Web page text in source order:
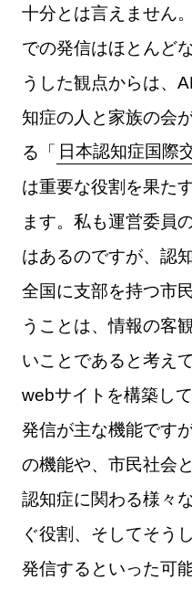
十分とは言えません
での発信はほとんど
うした観点からは、
知症の人と家族の会
る「 日本認知症国際
は重要な役割を果た
ます。私も運営委員
はあるのですが、認
全国に支部を持つ市
うことは、情報の客
いことであると考え
webサイトを構築し
発信が主な機能です
の機能や、市民社会
認知症に関わる様々
ぐ役割、そしてそう
発信するといった可